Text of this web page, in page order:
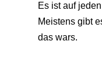
Es ist auf
Meistens gibt
das wars.